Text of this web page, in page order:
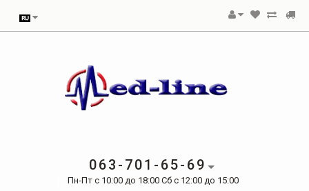
063-701-65-69
Пн-Пт с 10:00 до 18:00 Сб с 12:00 до 15:00